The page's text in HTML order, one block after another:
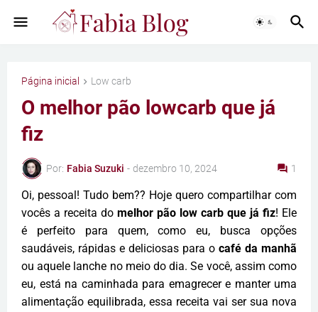
Página inicial Low carb
O melhor pão lowcarb que já
fiz
Por: Fabia Suzuki - dezembro 10, 2024 1
Oi, pessoal! Tudo bem?? Hoje quero compartilhar com
vocês a receita do melhor pão low carb que já fiz! Ele
é perfeito para quem, como eu, busca opções
saudáveis, rápidas e deliciosas para o café da manhã
ou aquele lanche no meio do dia. Se você, assim como
eu, está na caminhada para emagrecer e manter uma
alimentação equilibrada, essa receita vai ser sua nova